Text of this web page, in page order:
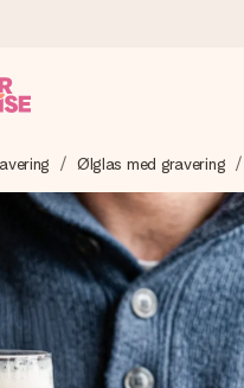
den lynhurtigt – så
tidspunkt, når den
anmeldelser)
giver os 4,7 på Google
Ølglas med gravering